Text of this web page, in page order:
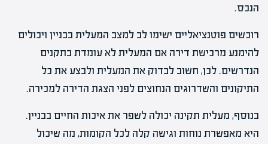
הנכס.
רוכשים פוטנציאליים ישימו לב למצב המעלית בבניין ויכולים
להימנע מרכישת דירה אם המעלית לא עומדת בתקנים
הנדרשים. לכן, חשוב לבדוק את המעלית ולבצע את כל
התיקונים והשדרוגים הנחוצים לפני הצגת הדירה למכירה.
בנוסף, מעלית תקינה יכולה לשפר את איכות החיים בבניין.
היא מאפשרת נוחות וגישה קלה לכל הקומות, מה שיכול